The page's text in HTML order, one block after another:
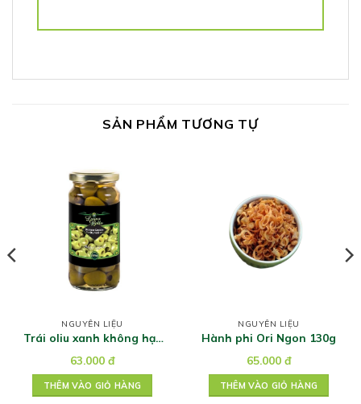
SẢN PHẨM TƯƠNG TỰ
NGUYÊN LIỆU
Trái oliu xanh không hạt
63.000 đ
THÊM VÀO GIỎ HÀNG
NGUYÊN LIỆU
Hành phi Ori Ngon 130g
65.000 đ
THÊM VÀO GIỎ HÀNG